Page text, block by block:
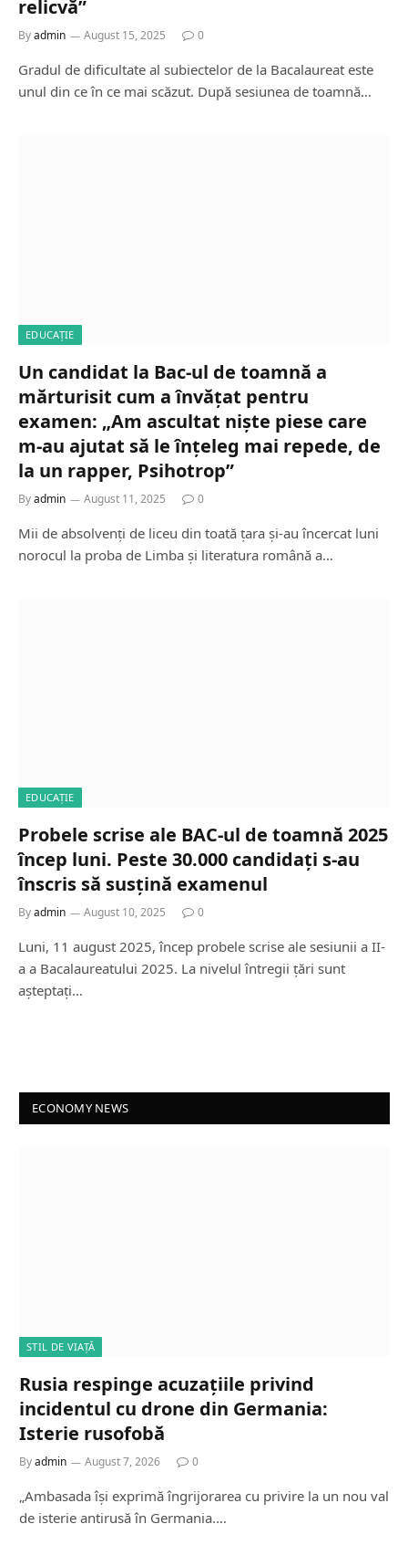
relicvă”
Byadmin August 15, 2025 0
Gradul de dificultate al subiectelor de la Bacalaureat este
unul din ce în ce mai scăzut. După sesiunea de toamnă…
EDUCAȚIE
Un candidat la Bac-ul de toamnă a
mărturisit cum a învățat pentru
examen: „Am ascultat niște piese care
m-au ajutat să le înțeleg mai repede, de
la un rapper, Psihotrop”
Byadmin August 11, 2025 0
Mii de absolvenți de liceu din toată țara și-au încercat luni
norocul la proba de Limba și literatura română a…
EDUCAȚIE
Probele scrise ale BAC-ul de toamnă 2025
încep luni. Peste 30.000 candidați s-au
înscris să susțină examenul
Byadmin August 10, 2025 0
Luni, 11 august 2025, încep probele scrise ale sesiunii a II-
a a Bacalaureatului 2025. La nivelul întregii țări sunt
așteptați…
ECONOMY NEWS
STIL DE VIAȚĂ
Rusia respinge acuzațiile privind
incidentul cu drone din Germania:
Isterie rusofobă
Byadmin August 7, 2026 0
„Ambasada își exprimă îngrijorarea cu privire la un nou val
de isterie antirusă în Germania.…